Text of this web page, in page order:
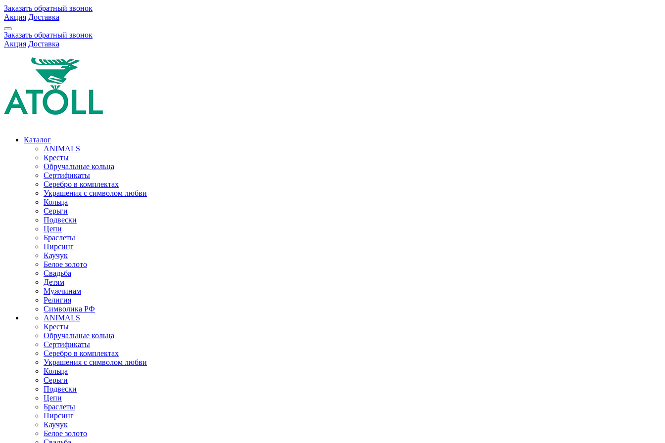
Заказать обратный звонок
Акция Доставка
Заказать обратный звонок
Акция Доставка
Каталог
ANIMALS
Кресты
Обручальные кольца
Сертификаты
Серебро в комплектах
Украшения с символом любви
Кольца
Серьги
Подвески
Цепи
Браслеты
Пирсинг
Каучук
Белое золото
Свадьба
Детям
Мужчинам
Религия
Символика РФ
ANIMALS
Кресты
Обручальные кольца
Сертификаты
Серебро в комплектах
Украшения с символом любви
Кольца
Серьги
Подвески
Цепи
Браслеты
Пирсинг
Каучук
Белое золото